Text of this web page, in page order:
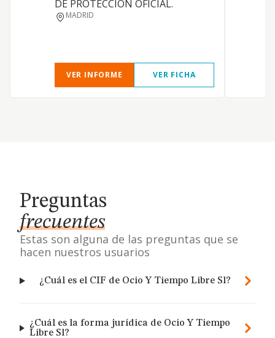
DE PROTECCION OFICIAL.
MADRID
VER INFORME VER FICHA
Preguntas
frecuentes
Estas son alguna de las preguntas que se
hacen nuestros usuarios
¿Cuál es el CIF de Ocio Y Tiempo Libre Sl?
¿Cuál es la forma jurídica de Ocio Y Tiempo
Libre Sl?